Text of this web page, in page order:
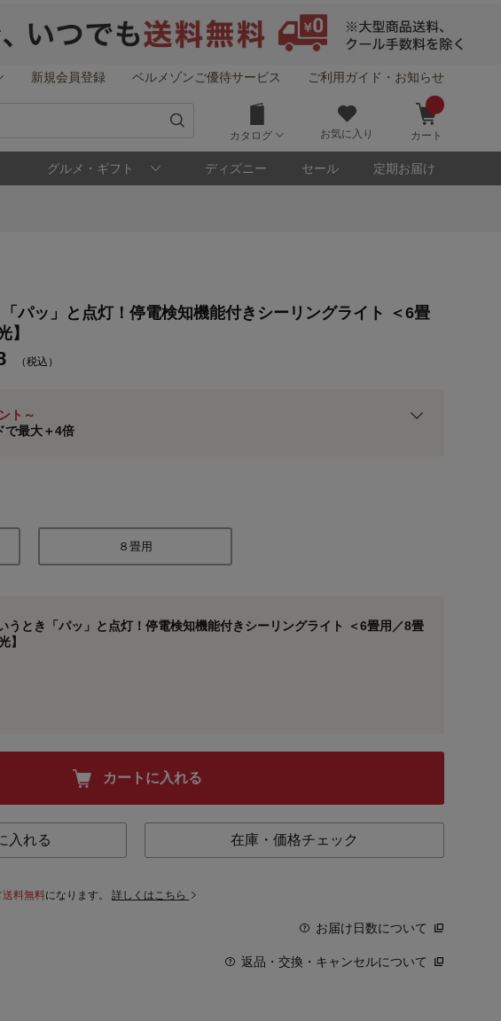
新規会員登録 ベルメゾンご優待サービス ご利用ガイド・お知らせ
カタログ お気に入り カート
グルメ・ギフト ディズニー セール 定期お届け
「パッ」と点灯！停電検知機能付きシーリングライト ＜6畳
】
（税込）
ト～
で最大＋4倍
返品引取無料！
！
て
料（JCBのみ）
はステージ倍率適用前の基本ポイントに対して適用されます。
８畳用
うとき「パッ」と点灯！停電検知機能付きシーリングライト ＜6畳用／8畳
】
カートに入れる
入れる 在庫・価格チェック
送料無料になります。詳しくはこちら
お届け日数について
返品・交換・キャンセルについて